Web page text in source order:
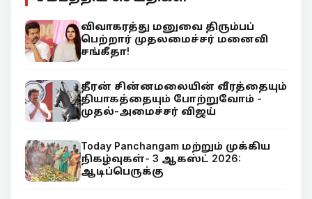
விவாகரத்து மனுவை திரும்பப்
பெற்றார் முதலமைச்சர் மனைவி
சங்கீதா!
தீரன் சின்னமலையின் வீரத்தையும்
தியாகத்தையும் போற்றுவோம் -
முதல்-அமைச்சர் விஜய்
Today Panchangam மற்றும் முக்கிய
நிகழ்வுகள்- 3 ஆகஸ்ட் 2026:
ஆடிப்பெருக்கு